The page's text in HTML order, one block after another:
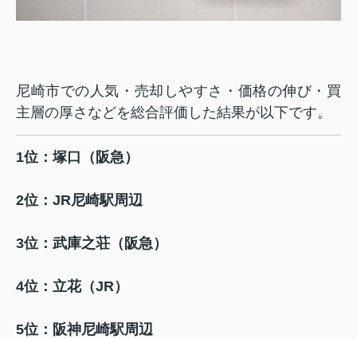
尼崎市での人気・売却しやすさ・価格の伸び・買
主層の厚さなどを総合評価した結果が以下です。
1位：塚口（阪急）
2位：JR尼崎駅周辺
3位：武庫之荘（阪急）
4位：立花（JR）
5位：阪神尼崎駅周辺